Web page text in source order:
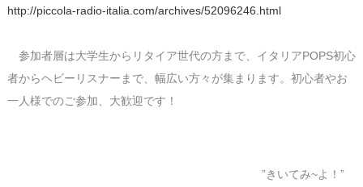
http://piccola-radio-italia.com/archives/52096246.html
参加者層は大学生からリタイア世代の方まで、イタリアPOPS初心
者からヘビーリスナーまで、幅広い方々が集まります。初心者やお
一人様でのご参加、大歓迎です！
”きいてみ~よ！”